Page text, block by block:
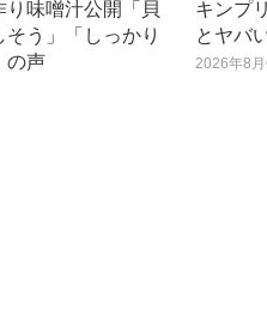
味噌汁公開「貝
う」「しっかり
の声
キンプ
とヤバ
2026年8月